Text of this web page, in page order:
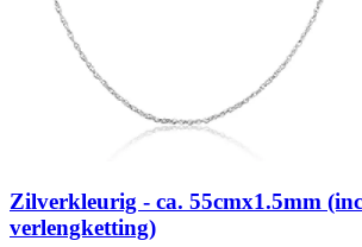
Zilverkleurig - ca. 55cmx1.5mm
verlengketting)